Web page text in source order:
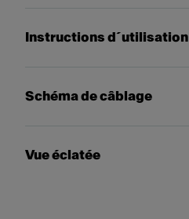
Instructions d´utilisation
Schéma de câblage
Vue éclatée